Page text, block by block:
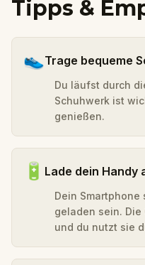
Tipps &
👟Trage bequeme
Du läufst durch
Schuhwerk ist
genießen.
🔋 Lade dein Handy
Dein
geladen sein.
und du nutzt sie